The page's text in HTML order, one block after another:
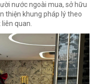
nước ngoài mua, sở hữu
thiện khung pháp lý theo
quan.